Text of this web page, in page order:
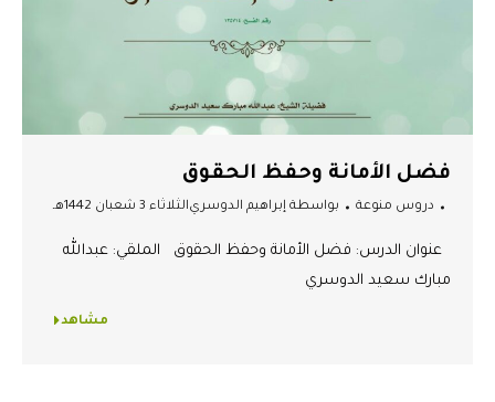
فضل الأمانة وحفظ الحقوق
دروس منوعة بواسطة إبراهيم الدوسريالثلاثاء 3 شعبان 1442هـ
عنوان الدرس: فضل الأمانة وحفظ الحقوق الملقي: عبدالله
مبارك سعيد الدوسري
مشاهد